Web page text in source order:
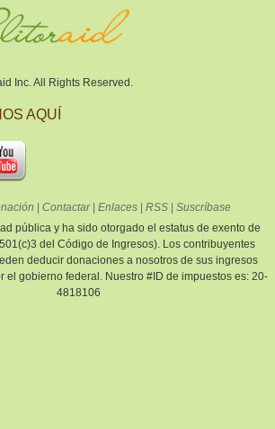
Inc. All Rights Reserved.
AQUÍ
Contactar| Enlaces RSS
Suscríbase
pública y ha sido otorgado el estatus de exento de
del Código de Ingresos). Los contribuyentes
deducir donaciones a nosotros de sus ingresos
el gobierno federal. Nuestro #ID de impuestos es: 20-
4818106